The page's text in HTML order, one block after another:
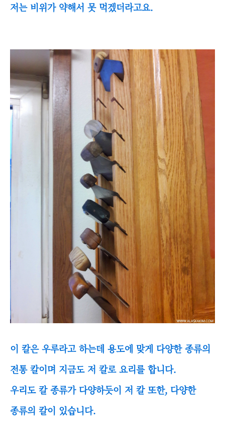
저는 비위가 약해서 못 먹겠더라고요.
이 칼은 우루라고 하는데 용도에 맞게 다양한 종류의
전통 칼이며 지금도 저 칼로 요리를 합니다.
우리도 칼 종류가 다양하듯이 저 칼 또한, 다양한
종류의 칼이 있습니다.